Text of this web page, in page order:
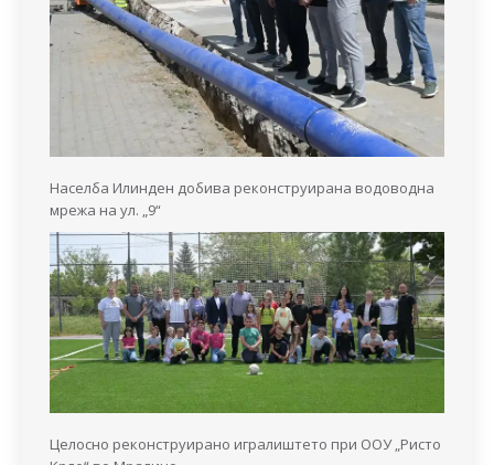
Населба Илинден добива реконструирана водоводна
мрежа на ул. „9“
Целосно реконструирано игралиштето при ООУ „Ристо